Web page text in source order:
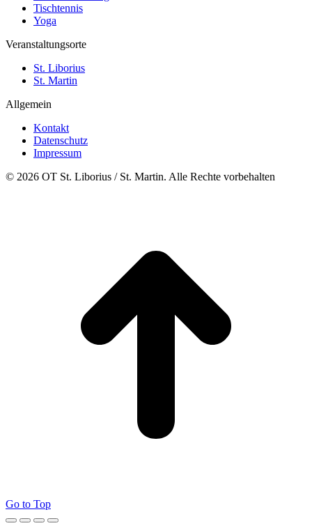
Tischtennis
Yoga
Veranstaltungsorte
St. Liborius
St. Martin
Allgemein
Kontakt
Datenschutz
Impressum
© 2026 OT St. Liborius / St. Martin. Alle Rechte vorbehalten
Go to Top